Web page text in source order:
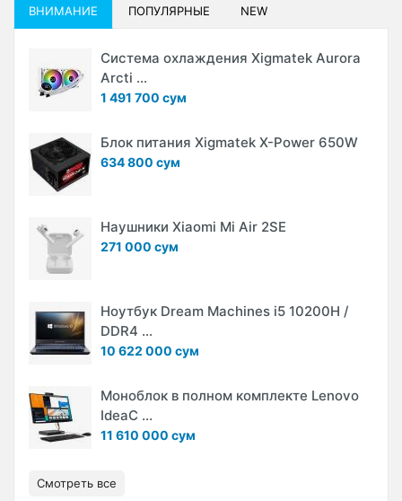
ВНИМАНИЕ ПОПУЛЯРНЫЕ NEW
Система охлаждения Xigmatek Aurora
Arcti ...
1 491 700 сум
Блок питания Xigmatek X-Power 650W
634 800 сум
Наушники Xiaomi Mi Air 2SE
271 000 сум
Ноутбук Dream Machines i5 10200H /
DDR4 ...
10 622 000 сум
Моноблок в полном комплекте Lenovo
IdeaC ...
11 610 000 сум
Смотреть все